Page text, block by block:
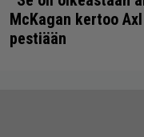
McKagan kertoo
pestiään